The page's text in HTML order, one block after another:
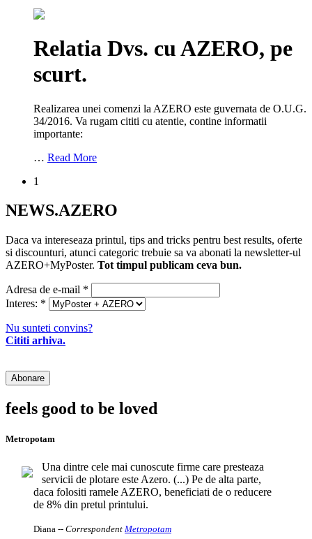
Relatia Dvs. cu AZERO, pe
scurt.
Realizarea unei comenzi la AZERO este guvernata de O.U.G.
34/2016. Va rugam cititi cu atentie, contine informatii
importante:
… Read More
1
NEWS.AZERO
Daca va intereseaza printul, tips and tricks pentru best results, oferte
si discounturi, atunci categoric trebuie sa va abonati la newsletter-ul
AZERO+MyPoster. Tot timpul publicam ceva bun.
Adresa de e-mail *
Interes: *
Nu sunteti convins?
Cititi arhiva.
feels good to be loved
Metropotam
Una dintre cele mai cunoscute firme care presteaza
servicii de plotare este Azero. (...) Pe de alta parte,
daca folositi ramele AZERO, beneficiati de o reducere
de 8% din pretul printului.
Diana -- Correspondent Metropotam